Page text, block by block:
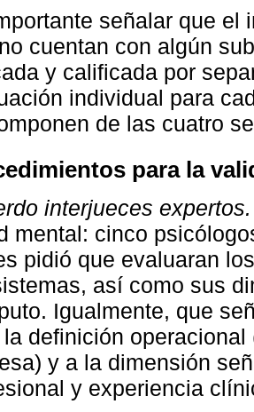
señalar que el
cuentan con algún
y calificada por
individual para
de las cuatro
para la
interjueces
mental: cinco
pidió que evaluaran
así como sus
Igualmente, que
la definición
y a la dimensión
y experiencia